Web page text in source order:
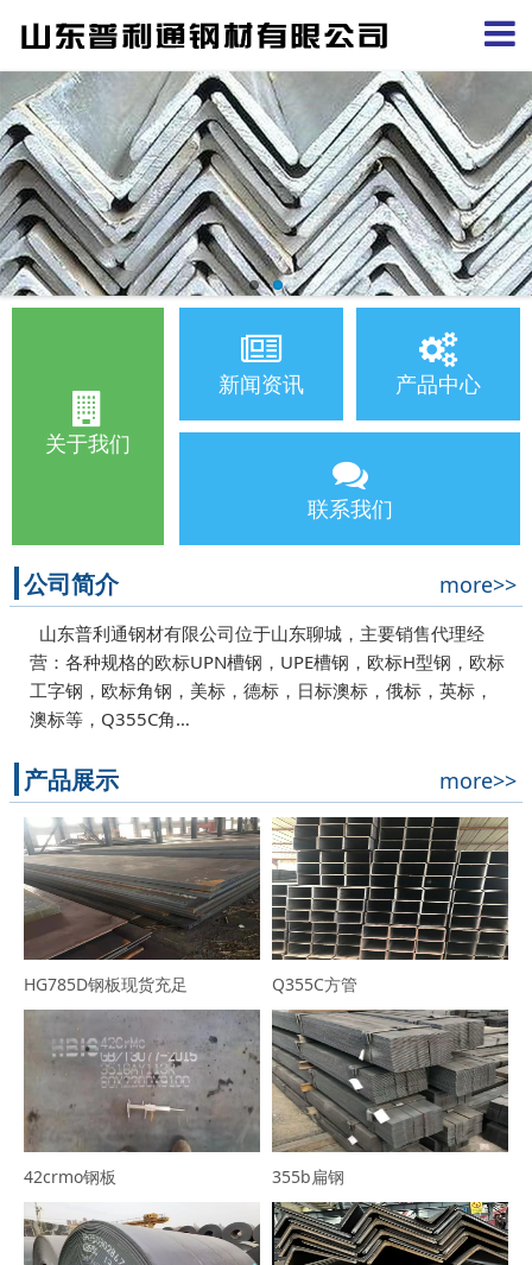
关于我们
新闻资讯 产品中心
联系我们
公司简介 more>>
山东普利通钢材有限公司位于山东聊城，主要销售代理经
营：各种规格的欧标UPN槽钢，UPE槽钢，欧标H型钢，欧标
工字钢，欧标角钢，美标，德标，日标澳标，俄标，英标，
澳标等，Q355C角…
产品展示 more>>
HG785D钢板现货充足 Q355C方管
42crmo钢板 355b扁钢